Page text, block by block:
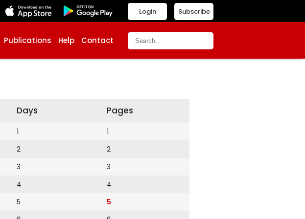
Subscribe
Login
Publications Help Contact
Days
1
2
3
4
5
Pages
1
2
3
4
5